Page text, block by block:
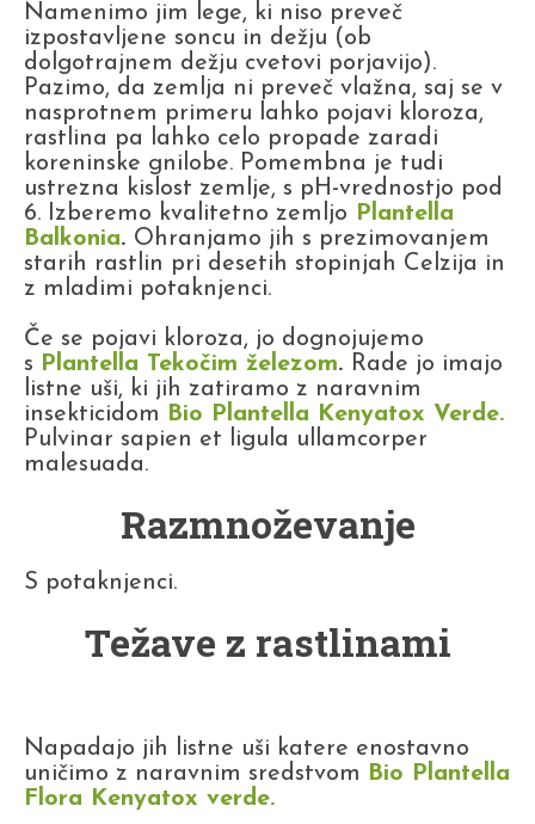
Namenimo jim lege, ki niso preveč
izpostavljene soncu in dežju (ob
dolgotrajnem dežju cvetovi porjavijo).
Pazimo, da zemlja ni preveč vlažna, saj se v
nasprotnem primeru lahko pojavi kloroza,
rastlina pa lahko celo propade zaradi
koreninske gnilobe. Pomembna je tudi
ustrezna kislost zemlje, s pH-vrednostjo pod
6. Izberemo kvalitetno zemljo Plantella
Balkonia. Ohranjamo jih s prezimovanjem
starih rastlin pri desetih stopinjah Celzija in
z mladimi potaknjenci.
Če se pojavi kloroza, jo dognojujemo
s Plantella Tekočim železom. Rade jo imajo
listne uši, ki jih zatiramo z naravnim
insekticidom Bio Plantella Kenyatox Verde.
Pulvinar sapien et ligula ullamcorper
malesuada.
Razmnoževanje
S potaknjenci.
Težave z rastlinami
Napadajo jih listne uši katere enostavno
uničimo z naravnim sredstvom Bio Plantella
Flora Kenyatox verde.